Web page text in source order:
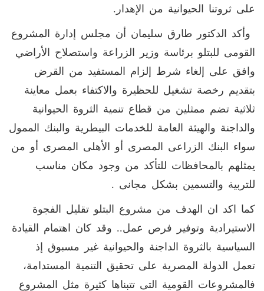
على ثروتنا الحيوانية من الإهدار.
وأكد الدكتور طارق سليمان أن مجلس إدارة المشروع
القومى للبتلو برئاسة وزير الزراعة واستصلاح الأراضي
وافق على إلغاء شرط إلزام المستفيد من القرض
بتقديم رخصة تشغيل للحظيرة والاكتفاء بعمل معاينة
ثلاثية تضم ممثلين من قطاع تنمية الثروة الحيوانية
والداجنة والهيئة العامة للخدمات البيطرية والبنك الممول
سواء البنك الزراعى المصرى أو الأهلى المصرى أو من
يمثلهم بالمحافظات للتأكد من وجود مكان مناسب
للتربية والتسمين بشكل مجانى .
كما اكد ان الهدف من مشروع البتلو تقليل الفجوة
الاستيرادية وتوفير فرص عمل.. وقد كان اهتمام القيادة
السياسية بالثروة الداجنة والحيوانية غير مسبوق إذ
تعمل الدولة المصرية على تحقيق التنمية المستدامة،
فالمشروعات القومية التى تتبناها كثيرة مثل المشروع